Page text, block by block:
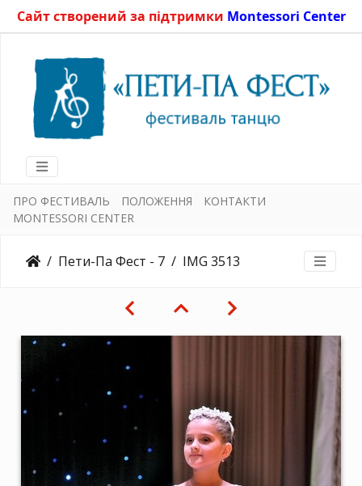
Сайт створений за підтримки Montessori Center
ПРО ФЕСТИВАЛЬ ПОЛОЖЕННЯ
КОНТАКТИ
MONTESSORI CENTER
Пети-Па Фест - 7 IMG 3513